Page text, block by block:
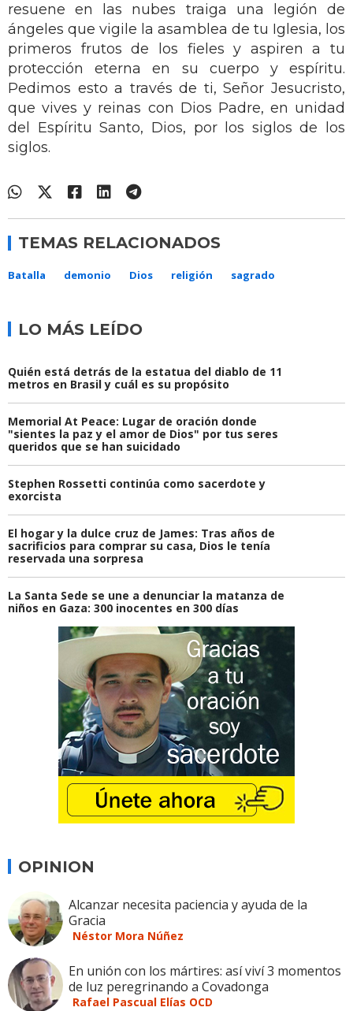
resuene en las nubes traiga una legión de
ángeles que vigile la asamblea de tu Iglesia, los
primeros frutos de los fieles y aspiren a tu
protección eterna en su cuerpo y espíritu.
Pedimos esto a través de ti, Señor Jesucristo,
que vives y reinas con Dios Padre, en unidad
del Espíritu Santo, Dios, por los siglos de los
siglos.
TEMAS RELACIONADOS
Batalla demonio Dios religión sagrado
LO MÁS LEÍDO
Quién está detrás de la estatua del diablo de 11
metros en Brasil y cuál es su propósito
Memorial At Peace: Lugar de oración donde
"sientes la paz y el amor de Dios" por tus seres
queridos que se han suicidado
Stephen Rossetti continúa como sacerdote y
exorcista
El hogar y la dulce cruz de James: Tras años de
sacrificios para comprar su casa, Dios le tenía
reservada una sorpresa
La Santa Sede se une a denunciar la matanza de
niños en Gaza: 300 inocentes en 300 días
OPINION
Alcanzar necesita paciencia y ayuda de la
Gracia
Néstor Mora Núñez
En unión con los mártires: así viví 3 momentos
de luz peregrinando a Covadonga
Rafael Pascual Elías OCD